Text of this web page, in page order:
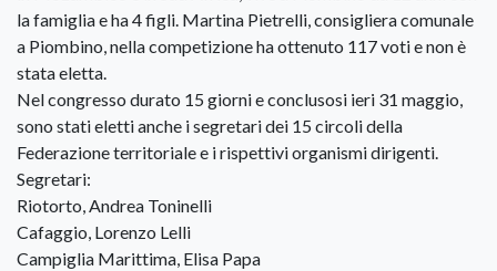
la famiglia e ha 4 figli. Martina Pietrelli, consigliera comunale
a Piombino, nella competizione ha ottenuto 117 voti e non è
stata eletta.
Nel congresso durato 15 giorni e conclusosi ieri 31 maggio,
sono stati eletti anche i segretari dei 15 circoli della
Federazione territoriale e i rispettivi organismi dirigenti.
Segretari:
Riotorto, Andrea Toninelli
Cafaggio, Lorenzo Lelli
Campiglia Marittima, Elisa Papa